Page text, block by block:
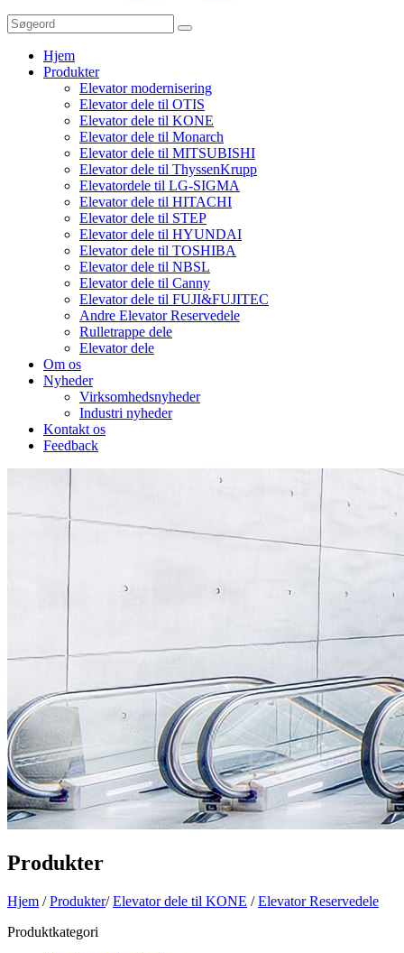
Hjem
Produkter
Elevator modernisering
Elevator dele til OTIS
Elevator dele til KONE
Elevator dele til Monarch
Elevator dele til MITSUBISHI
Elevator dele til ThyssenKrupp
Elevatordele til LG-SIGMA
Elevator dele til HITACHI
Elevator dele til STEP
Elevator dele til HYUNDAI
Elevator dele til TOSHIBA
Elevator dele til NBSL
Elevator dele til Canny
Elevator dele til FUJI&FUJITEC
Andre Elevator Reservedele
Rulletrappe dele
Elevator dele
Om os
Nyheder
Virksomhedsnyheder
Industri nyheder
Kontakt os
Feedback
Produkter
Hjem /Produkter/Elevator dele til KONE /Elevator Reservedele
Produktkategori